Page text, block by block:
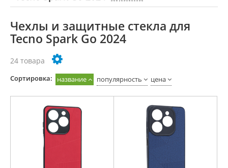
Чехлы и защитные стекла для
Tecno Spark Go 2024
24 товара
Cортировка: название популярность цена